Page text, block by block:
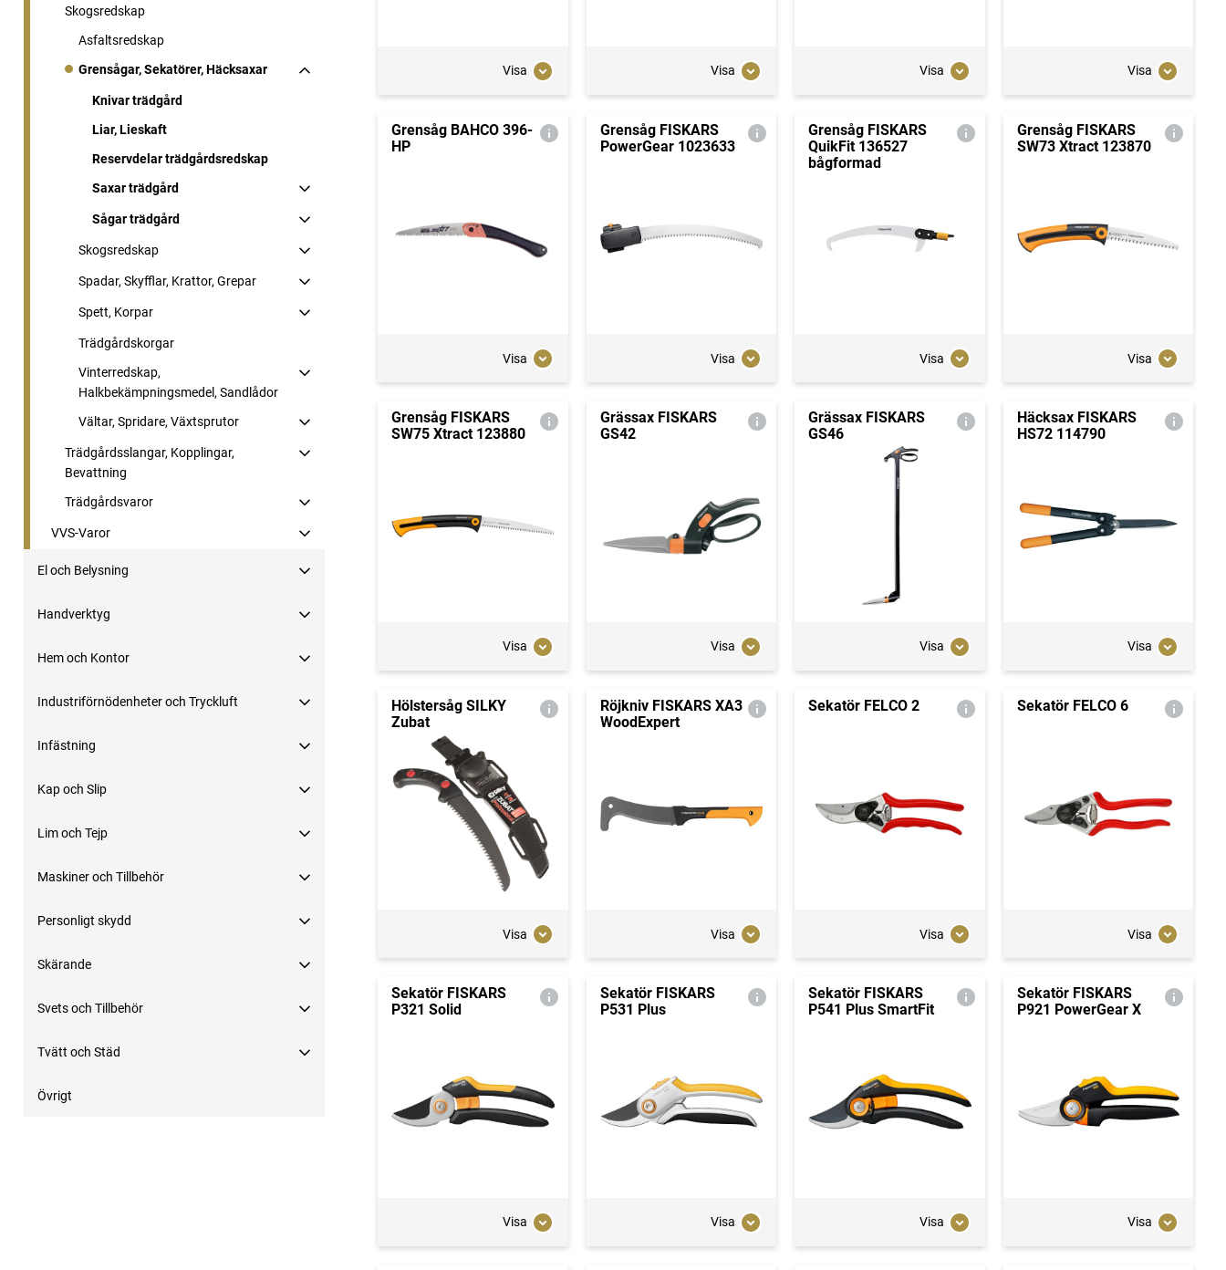
Skogsredskap
Asfaltsredskap
Grensågar, Sekatörer, Häcksaxar
Knivar trädgård
Liar, Lieskaft
Reservdelar trädgårdsredskap
Saxar trädgård
Sågar trädgård
Skogsredskap
Spadar, Skyfflar, Krattor, Grepar
Spett, Korpar
Trädgårdskorgar
Vinterredskap,
Halkbekämpningsmedel, Sandlådor
Vältar, Spridare, Växtsprutor
Trädgårdsslangar, Kopplingar,
Bevattning
Trädgårdsvaror
VVS-Varor
El och Belysning
Handverktyg
Hem och Kontor
Industriförnödenheter och Tryckluft
Infästning
Kap och Slip
Lim och Tejp
Maskiner och Tillbehör
Personligt skydd
Skärande
Svets och Tillbehör
Tvätt och Städ
Övrigt
Visa Visa Visa Visa
Grensåg BAHCO 396-
HP
Visa
Grensåg FISKARS
PowerGear 1023633
Visa
Grensåg FISKARS
QuikFit 136527
bågformad
Visa
Grensåg FISKARS
SW73 Xtract 123870
Visa
Grensåg FISKARS
SW75 Xtract 123880
Visa
Grässax FISKARS
GS42
Visa
Grässax FISKARS
GS46
Visa
Häcksax FISKARS
HS72 114790
Visa
Hölstersåg SILKY
Zubat
Visa
Röjkniv FISKARS XA3
WoodExpert
Visa
Sekatör FELCO 2
Visa
Sekatör FELCO 6
Visa
Sekatör FISKARS
P321 Solid
Visa
Sekatör FISKARS
P531 Plus
Visa
Sekatör FISKARS
P541 Plus SmartFit
Visa
Sekatör FISKARS
P921 PowerGear X
Visa